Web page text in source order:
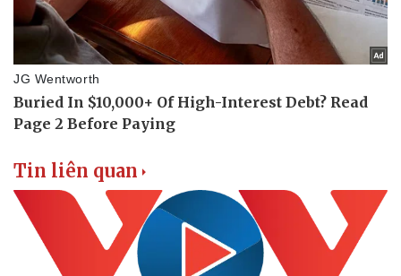
Tin liên quan